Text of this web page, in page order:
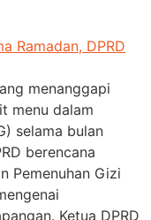
menanggapi
menu dalam
selama bulan
berencana
Pemenuhan Gizi
Ketua DPRD